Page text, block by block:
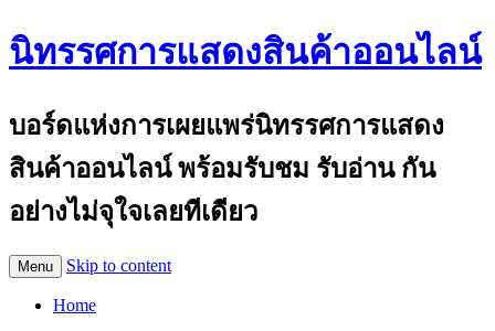
นิทรรศการแสดงสินค้าออนไลน์
บอร์ดแห่งการเผยแพร่นิทรรศการแสดง
สินค้าออนไลน์ พร้อมรับชม รับอ่าน กัน
อย่างไม่จุใจเลยทีเดียว
Menu Skip to content
Home